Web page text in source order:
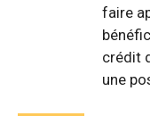
faire
crédit
une